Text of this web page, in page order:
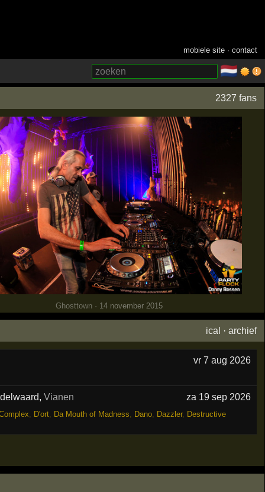
mobiele site ·contact
🇳🇱
2327 fans
Ghosttown· 14 november 2015
ical ·archief
vr 7 aug 2026
,Vianen za 19 sep 2026
, D'ort, Da Mouth of Madness, Dano, Dazzler, Destructive